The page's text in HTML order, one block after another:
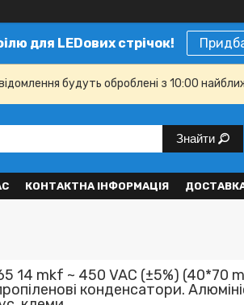
для LEDових стрічок!
будуть оброблені з 10:00
Знайти
КОНТАКТНА ІНФОРМАЦІЯ
14 mkf ~ 450 VAC (±5%) (40*70
конденсатори.